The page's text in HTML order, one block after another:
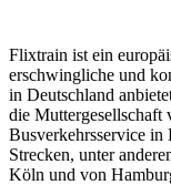
Flixtrain ist ein
erschwingliche und
in Deutschland
die Muttergesellschaft
Busverkehrsservice in
Strecken, unter
Köln und von